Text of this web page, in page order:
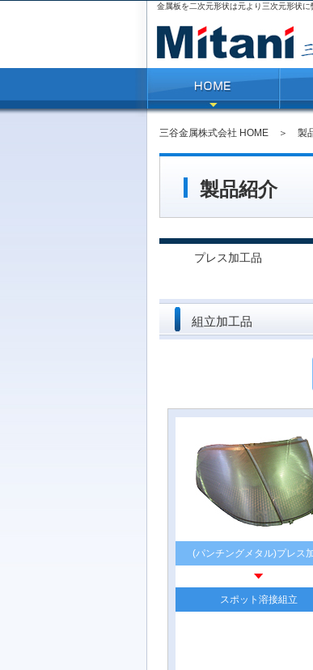
金属板を二次元形状は元より三次元形状
三谷金属株式会社 HOME ＞ 製
製品紹介
プレス加工品
組立加工品
(パンチングメタル)プレス
スポット溶接組立